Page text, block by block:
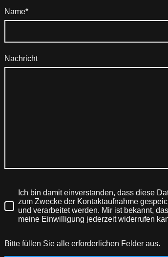
Name*
Nachricht
Ich bin damit einverstanden, dass diese
zum Zwecke der Kontaktaufnahme
und verarbeitet werden. Mir ist bekannt,
meine Einwilligung jederzeit widerrufen
Bitte füllen Sie alle erforderlichen Felder aus.